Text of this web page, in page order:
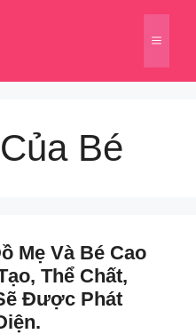
Menu
Bé
Mẹ Và Bé Cao
Thể Chất,
Được Phát